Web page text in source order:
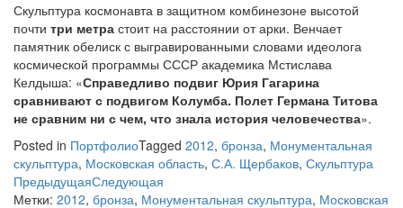
Скульптура космонавта в защитном комбинезоне высотой
почти три метра стоит на расстоянии от арки. Венчает
памятник обелиск с выгравированными словами идеолога
космической программы СССР академика Мстислава
Келдыша: «Справедливо подвиг Юрия Гагарина
сравнивают с подвигом Колумба. Полет Германа Титова
не сравним ни с чем, что знала история человечества».
Posted in ПортфолиоTagged 2012, бронза, Монументальная
скульптура, Московская область, С.А. Щербаков, Скульптура
ПредыдущаяСледующая
Метки: 2012, бронза, Монументальная скульптура, Московская